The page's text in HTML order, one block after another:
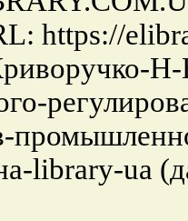
https://
library-ua